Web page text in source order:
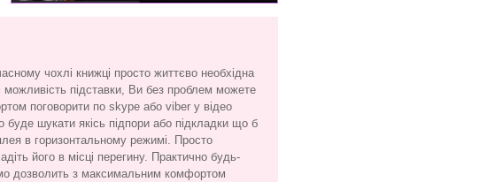
чохлі книжці просто життєво необхідна
можливість підставки, Ви без проблем можете
поговорити по skype або viber у відео
буде шукати якісь підпори або підкладки що б
в горизонтальному режимі. Просто
його в місці перегину. Практично будь-
дозволить з максимальним комфортом